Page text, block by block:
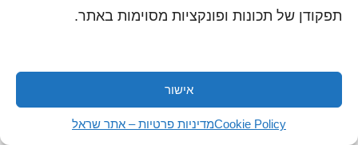
תפקודן של תכונות ופונקציות מסוימות באתר.
אישור
Cookie Policyמדיניות פרטיות – אתר שראל